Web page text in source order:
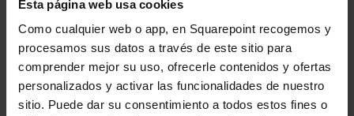
Esta página web usa cookies
Como cualquier web o app, en Squarepoint recogemos y
procesamos sus datos a través de este sitio para
comprender mejor su uso, ofrecerle contenidos y ofertas
personalizados y activar las funcionalidades de nuestro
sitio. Puede dar su consentimiento a todos estos fines o
laborales tras la reforma laboral?
La última reforma laboral ha dejado
cuatro tipos de contratos laborales que
los profesionales del área de Gestión de